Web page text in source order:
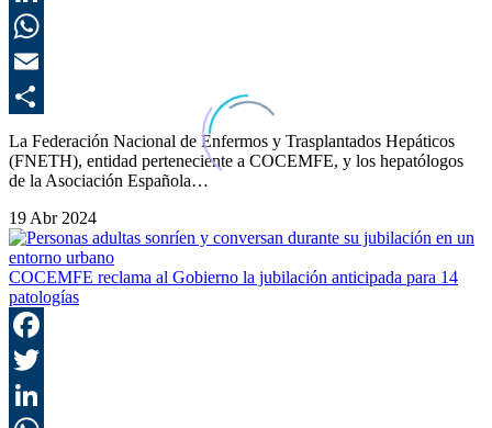
La Federación Nacional de Enfermos y Trasplantados Hepáticos
(FNETH), entidad perteneciente a COCEMFE, y los hepatólogos
de la Asociación Española…
19 Abr 2024
COCEMFE reclama al Gobierno la jubilación anticipada para 14
patologías